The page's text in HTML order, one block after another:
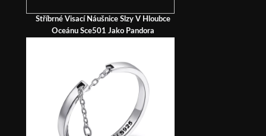
Stříbrné Visací Náušnice Slzy V Hloubce
Oceánu Sce501 Jako Pandora